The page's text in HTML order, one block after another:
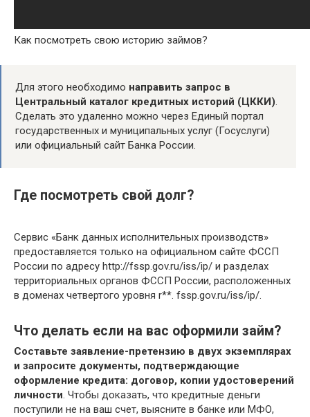
Как посмотреть свою историю займов?
Для этого необходимо направить запрос в
Центральный каталог кредитных историй (ЦККИ).
Сделать это удаленно можно через Единый портал
государственных и муниципальных услуг (Госуслуги)
или официальный сайт Банка России.
Где посмотреть свой долг?
Сервис «Банк данных исполнительных производств»
предоставляется только на официальном сайте ФССП
России по адресу http://fssp.gov.ru/iss/ip/ и разделах
территориальных органов ФССП России, расположенных
в доменах четвертого уровня r**. fssp.gov.ru/iss/ip/.
Что делать если на вас оформили займ?
Составьте заявление-претензию в двух экземплярах
и запросите документы, подтверждающие
оформление кредита: договор, копии удостоверений
личности. Чтобы доказать, что кредитные деньги
поступили не на ваш счет, выясните в банке или МФО,